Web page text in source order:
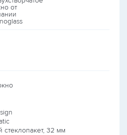
стеклопакет, 32 мм